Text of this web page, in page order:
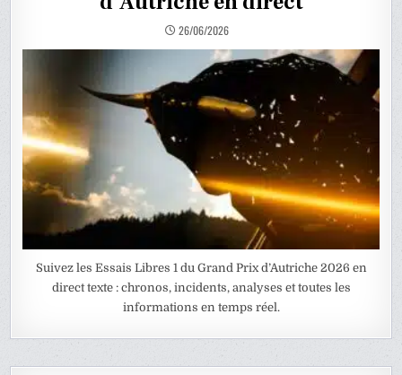
26/06/2026
Suivez les Essais Libres 1 du Grand Prix d’Autriche 2026 en
direct texte : chronos, incidents, analyses et toutes les
informations en temps réel.